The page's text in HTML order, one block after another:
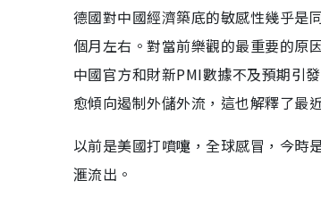
德國對中國經濟築底的敏感性幾乎是
個月左右。對當前樂觀的最重要的原
中國官方和財新PMI數據不及預期引
愈傾向遏制外儲外流，這也解釋了最
以前是美國打噴嚏，全球感冒，今時
滙流出。